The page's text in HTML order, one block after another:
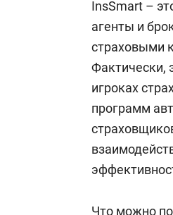
InsSmart –
агенты и
страховыми
Фактически,
игроках
программ
Что можно